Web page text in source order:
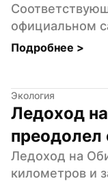
официальном
Подробнее >
Экология
Ледоход
Ледоход на
километров и